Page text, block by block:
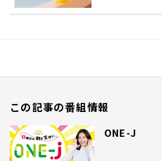
この記事の番組情報
ONE-J